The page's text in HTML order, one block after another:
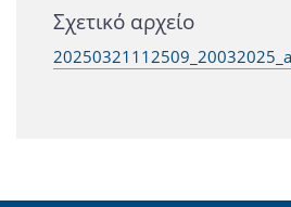
Σχετικό αρχείο